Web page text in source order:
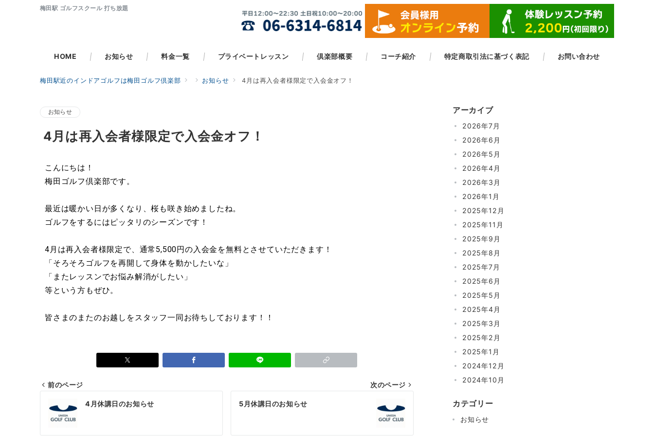
梅田駅 ゴルフスクール 打ち放題
HOME お知らせ 料金一覧 プライベートレッスン 倶楽部概要 コーチ紹介 ​特定商取引法に基づく表記 お問い合わせ
梅田駅近のインドアゴルフは梅田ゴルフ倶楽部 お知らせ 4月は再入会者様限定で入会金オフ！
お知らせ
4月は再入会者様限定で入会金オフ！
こんにちは！
梅田ゴルフ倶楽部です。
最近は暖かい日が多くなり、桜も咲き始めましたね。
ゴルフをするにはピッタリのシーズンです！
4月は再入会者様限定で、通常5,500円の入会金を無料とさせていただきます！
「そろそろゴルフを再開して身体を動かしたいな」
「またレッスンでお悩み解消がしたい」
等という方もぜひ。
皆さまのまたのお越しをスタッフ一同お待ちしております！！
前のページ
4月休講日のお知らせ
次のページ
5月休講日のお知らせ
アーカイブ
2026年7月
2026年6月
2026年5月
2026年4月
2026年3月
2026年1月
2025年12月
2025年11月
2025年9月
2025年8月
2025年7月
2025年6月
2025年5月
2025年4月
2025年3月
2025年2月
2025年1月
2024年12月
2024年10月
カテゴリー
お知らせ